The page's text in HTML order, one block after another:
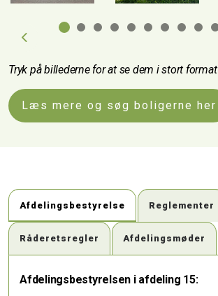
Previous
Tryk på billederne for at se dem i stort format
Læs mere og søg boligerne her
Afdelingsbestyrelse Reglementer
Råderetsregler Afdelingsmøder
Afdelingsbestyrelsen i afdeling 15: